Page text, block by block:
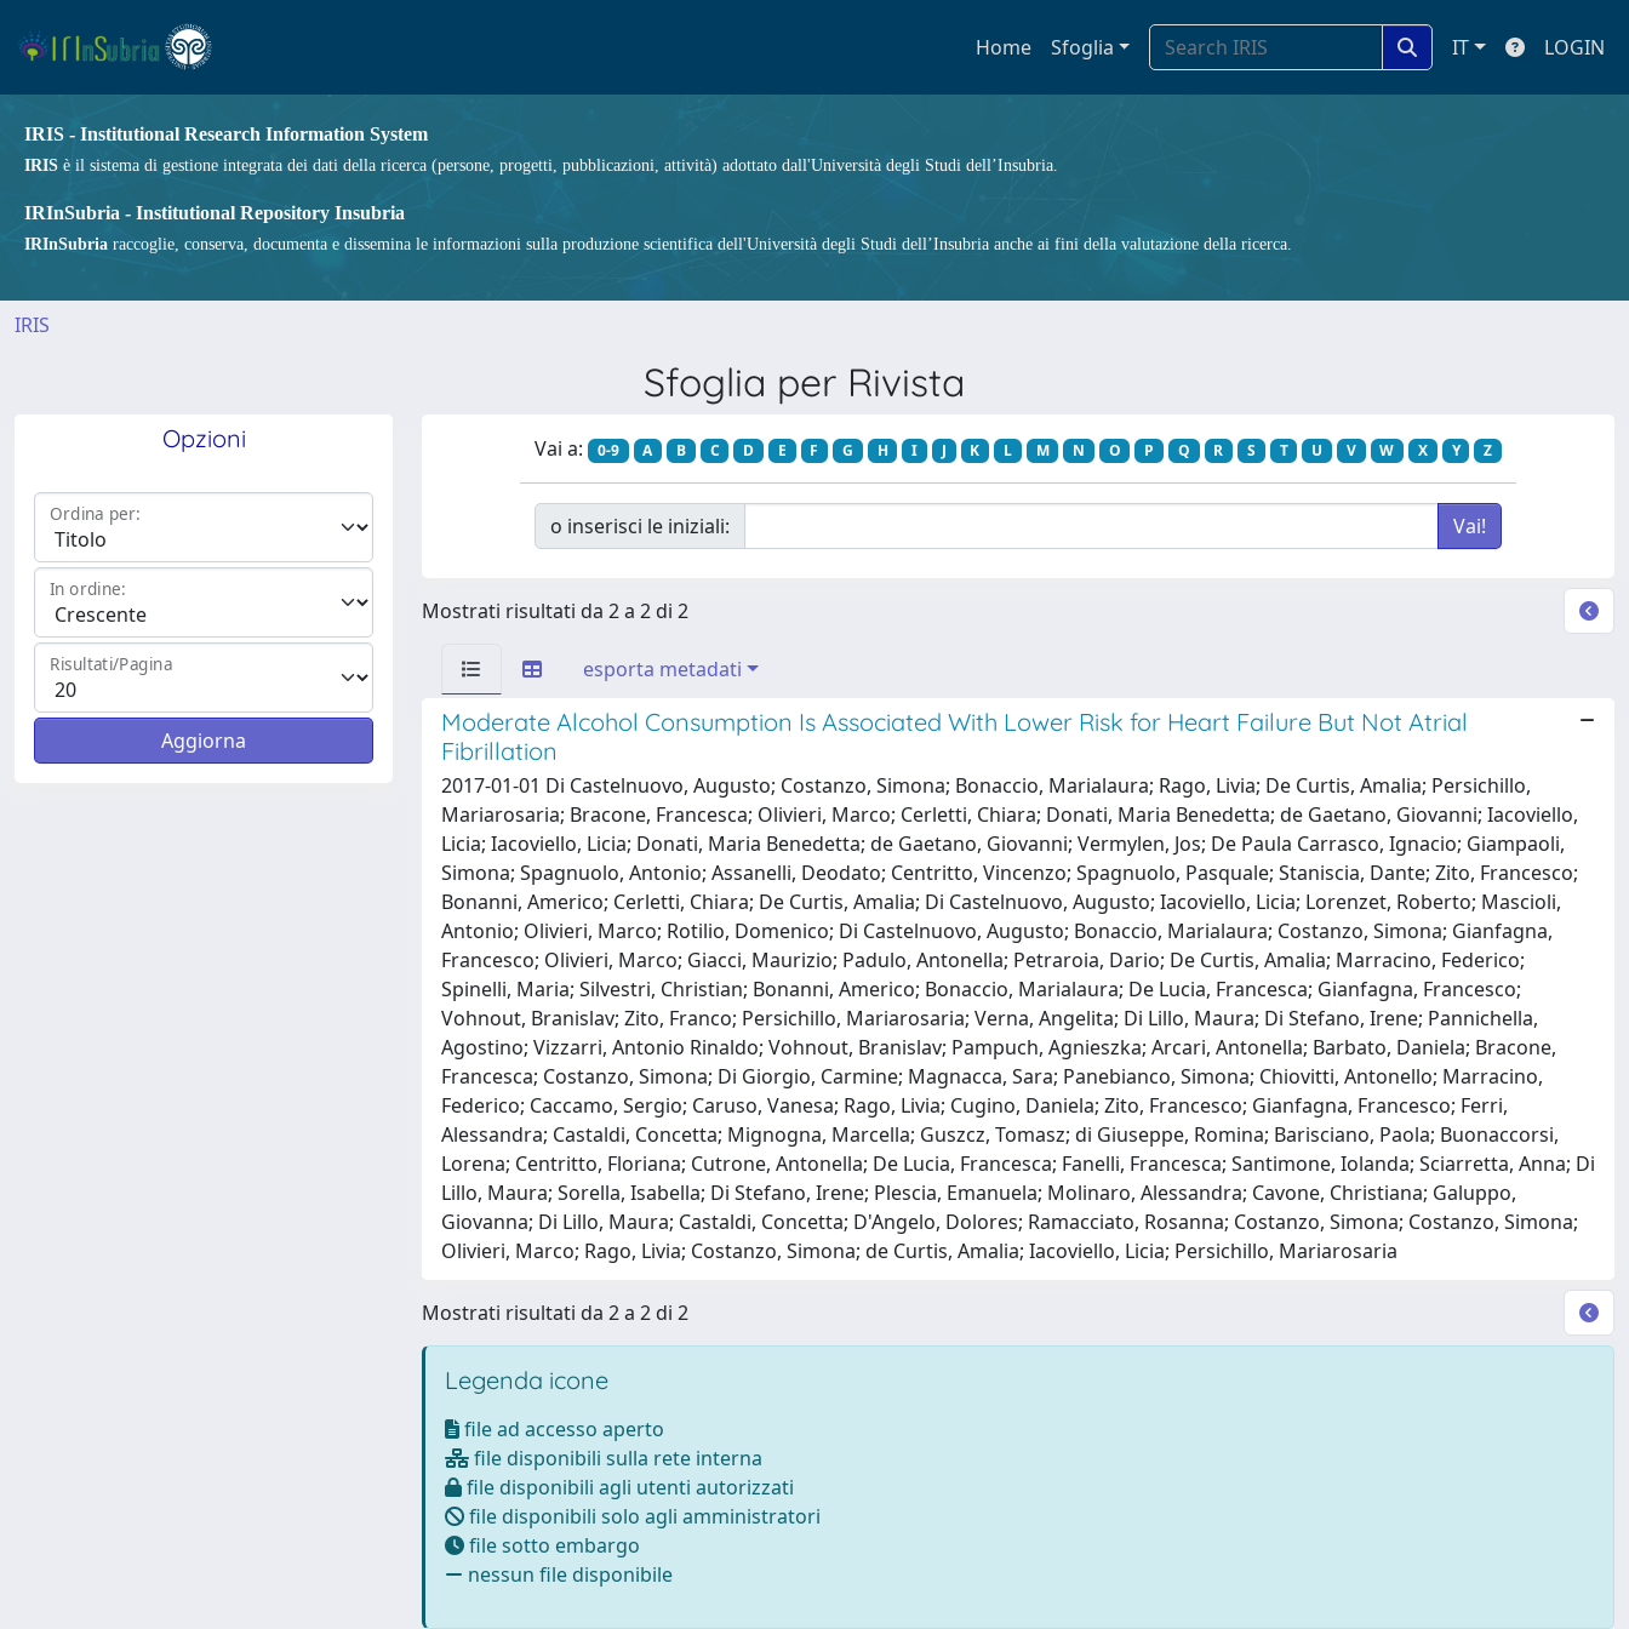
Home Sfoglia IT LOGIN
IRIS - Institutional Research Information System
IRIS è il sistema di gestione integrata dei dati della ricerca (persone, progetti, pubblicazioni, attività) adottato dall'Università degli Studi dell’Insubria.
IRInSubria - Institutional Repository Insubria
IRInSubria raccoglie, conserva, documenta e dissemina le informazioni sulla produzione scientifica dell'Università degli Studi dell’Insubria anche ai fini della valutazione della ricerca.
IRIS
Sfoglia per Rivista
Opzioni
Ordina per:
In ordine:
Risultati/Pagina
Vai a: 0-9 A B C D E F G H I J K L M N O P Q R S T U V W X Y Z
o inserisci le iniziali:
Mostrati risultati da 2 a 2 di 2
esporta metadati
Moderate Alcohol Consumption Is Associated With Lower Risk for Heart Failure But Not Atrial
Fibrillation
2017-01-01 Di Castelnuovo, Augusto; Costanzo, Simona; Bonaccio, Marialaura; Rago, Livia; De Curtis, Amalia; Persichillo,
Mariarosaria; Bracone, Francesca; Olivieri, Marco; Cerletti, Chiara; Donati, Maria Benedetta; de Gaetano, Giovanni; Iacoviello,
Licia; Iacoviello, Licia; Donati, Maria Benedetta; de Gaetano, Giovanni; Vermylen, Jos; De Paula Carrasco, Ignacio; Giampaoli,
Simona; Spagnuolo, Antonio; Assanelli, Deodato; Centritto, Vincenzo; Spagnuolo, Pasquale; Staniscia, Dante; Zito, Francesco;
Bonanni, Americo; Cerletti, Chiara; De Curtis, Amalia; Di Castelnuovo, Augusto; Iacoviello, Licia; Lorenzet, Roberto; Mascioli,
Antonio; Olivieri, Marco; Rotilio, Domenico; Di Castelnuovo, Augusto; Bonaccio, Marialaura; Costanzo, Simona; Gianfagna,
Francesco; Olivieri, Marco; Giacci, Maurizio; Padulo, Antonella; Petraroia, Dario; De Curtis, Amalia; Marracino, Federico;
Spinelli, Maria; Silvestri, Christian; Bonanni, Americo; Bonaccio, Marialaura; De Lucia, Francesca; Gianfagna, Francesco;
Vohnout, Branislav; Zito, Franco; Persichillo, Mariarosaria; Verna, Angelita; Di Lillo, Maura; Di Stefano, Irene; Pannichella,
Agostino; Vizzarri, Antonio Rinaldo; Vohnout, Branislav; Pampuch, Agnieszka; Arcari, Antonella; Barbato, Daniela; Bracone,
Francesca; Costanzo, Simona; Di Giorgio, Carmine; Magnacca, Sara; Panebianco, Simona; Chiovitti, Antonello; Marracino,
Federico; Caccamo, Sergio; Caruso, Vanesa; Rago, Livia; Cugino, Daniela; Zito, Francesco; Gianfagna, Francesco; Ferri,
Alessandra; Castaldi, Concetta; Mignogna, Marcella; Guszcz, Tomasz; di Giuseppe, Romina; Barisciano, Paola; Buonaccorsi,
Lorena; Centritto, Floriana; Cutrone, Antonella; De Lucia, Francesca; Fanelli, Francesca; Santimone, Iolanda; Sciarretta, Anna; Di
Lillo, Maura; Sorella, Isabella; Di Stefano, Irene; Plescia, Emanuela; Molinaro, Alessandra; Cavone, Christiana; Galuppo,
Giovanna; Di Lillo, Maura; Castaldi, Concetta; D'Angelo, Dolores; Ramacciato, Rosanna; Costanzo, Simona; Costanzo, Simona;
Olivieri, Marco; Rago, Livia; Costanzo, Simona; de Curtis, Amalia; Iacoviello, Licia; Persichillo, Mariarosaria
Mostrati risultati da 2 a 2 di 2
Legenda icone
file ad accesso aperto
file disponibili sulla rete interna
file disponibili agli utenti autorizzati
file disponibili solo agli amministratori
file sotto embargo
nessun file disponibile